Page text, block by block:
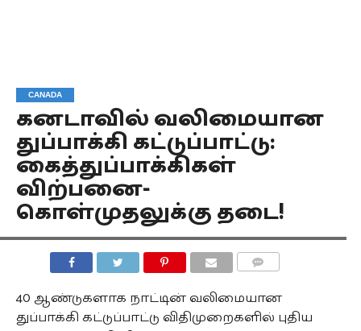
CANADA
கனடாவில் வலிமையான
துப்பாக்கி கட்டுப்பாட்டு:
கைத்துப்பாக்கிகள்
விற்பனை-
கொள்முதலுக்கு தடை!
40 ஆண்டுகளாக நாட்டின் வலிமையான
துப்பாக்கி கட்டுப்பாட்டு விதிமுறைகளில் புதிய